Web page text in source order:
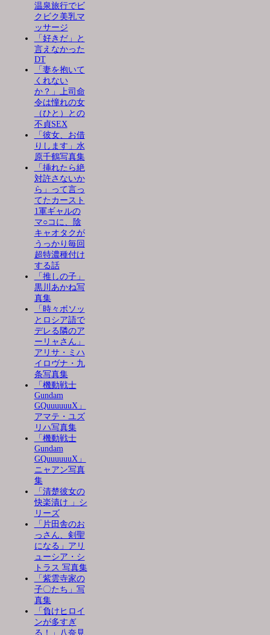
温泉旅行でビ
クビク美乳マ
ッサージ
「好きだ」と
言えなかった
DT
「妻を抱いて
くれない
か？」上司命
令は憧れの女
（ひと）との
不貞SEX
「彼女、お借
りします」水
原千鶴写真集
「挿れたら絶
対許さないか
ら」って言っ
てたカースト
1軍ギャルの
マ○コに、陰
キャオタクが
うっかり毎回
超特濃種付け
する話
「推しの子」
黒川あかね写
真集
「時々ボソッ
とロシア語で
デレる隣のア
ーリャさん」
アリサ・ミハ
イロヴナ・九
条写真集
「機動戦士
Gundam
GQuuuuuuX」
アマテ・ユズ
リハ写真集
「機動戦士
Gundam
GQuuuuuuX」
ニャアン写真
集
「清楚彼女の
快楽漬け 」シ
リーズ
「片田舎のお
っさん、剣聖
になる」アリ
ューシア・シ
トラス 写真集
「紫雲寺家の
子〇たち」写
真集
「負けヒロイ
ンが多すぎ
る！」八奈見